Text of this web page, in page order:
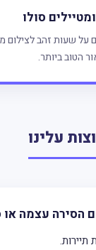
סולו
על שעות זהב לצילום
הטוב ביותר.
עלינו
עצמה או